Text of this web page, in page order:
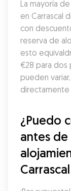
La mayoría
en Carrascal
con
reserva de
esto
€28 para dos
pueden
directamente
¿Puedo
antes de